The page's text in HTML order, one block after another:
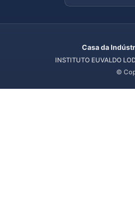
Casa da
INSTITUTO EUVALDO
©